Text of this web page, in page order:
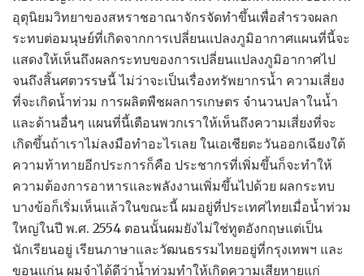
อุตุนิยมวิทยาของสหราชอาณาจักรจัดทำขึ้นเพื่อสำรวจผลก
ระทบต่อมนุษย์ที่เกิดจากการเปลี่ยนแปลงภูมิอากาศแผนที่นี้จะ
แสดงให้เห็นถึงผลกระทบของการเปลี่ยนแปลงภูมิอากาศไป
จนถึงสิ้นศตวรรษนี้ ไม่ว่าจะเป็นเรื่องทรัพยากรน้ำ ความเสี่ยง
ที่จะเกิดน้ำท่วม การผลิตพืชผลการเกษตร จำนวนปลาในน้ำ
และด้านอื่นๆ แผนที่นี้เตือนพวกเราให้เห็นถึงความเสี่ยงที่จะ
เกิดขึ้นถ้าเราไม่ลงมือทำอะไรเลย ในเอเชียตะวันออกเฉียงใต้
ความท้าทายอีกประการก็คือ ประชากรที่เพิ่มขึ้นก็จะทำให้
ความต้องการอาหารและพลังงานเพิ่มขึ้นไปด้วย ผลกระทบ
บางข้อก็เริ่มเห็นแล้วในขณะนี้ ผมอยู่ที่ประเทศไทยเมื่อน้ำท่วม
ใหญ่ในปี พ.ศ. 2554 ตอนนั้นผมยังไม่ใช่ทูตอังกฤษแต่เป็น
นักเรียนอยู่ เรียนภาษาและวัฒนธรรมไทยอยู่ที่กรุงเทพฯ และ
ขอนแก่น ผมจำได้ดีว่าน้ำท่วมทำให้เกิดความเสียหายแก่